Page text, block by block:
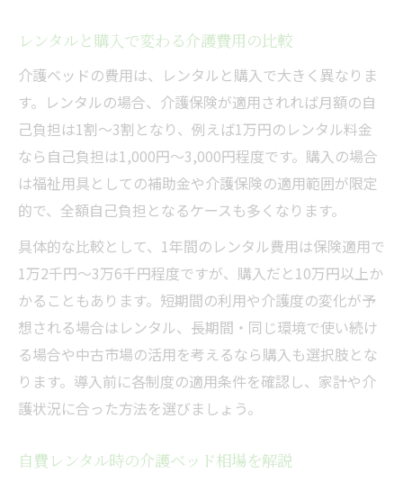
レンタルと購入で変わる介護費用の比較
介護ベッドの費用は、レンタルと購入で大きく異なりま
す。レンタルの場合、介護保険が適用されれば月額の自
己負担は1割～3割となり、例えば1万円のレンタル料金
なら自己負担は1,000円～3,000円程度です。購入の場合
は福祉用具としての補助金や介護保険の適用範囲が限定
的で、全額自己負担となるケースも多くなります。
具体的な比較として、1年間のレンタル費用は保険適用で
1万2千円～3万6千円程度ですが、購入だと10万円以上か
かることもあります。短期間の利用や介護度の変化が予
想される場合はレンタル、長期間・同じ環境で使い続け
る場合や中古市場の活用を考えるなら購入も選択肢とな
ります。導入前に各制度の適用条件を確認し、家計や介
護状況に合った方法を選びましょう。
自費レンタル時の介護ベッド相場を解説